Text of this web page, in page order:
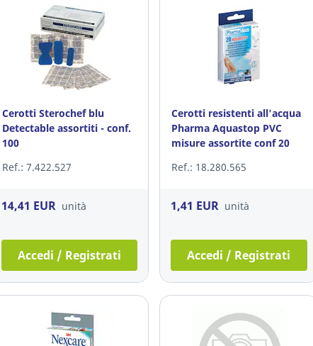
Cerotti Sterochef blu
Detectable assortiti - conf.
100
Ref.: 7.422.527
14,41 EUR unità
Accedi / Registrati
Cerotti resistenti all'acqua
Pharma Aquastop PVC
misure assortite conf 20
Ref.: 18.280.565
1,41 EUR unità
Accedi / Registrati